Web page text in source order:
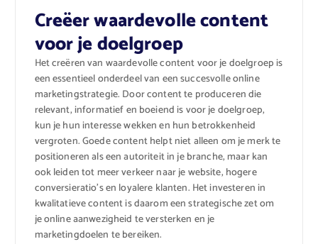
Creëer waardevolle content
voor je doelgroep
Het creëren van waardevolle content voor je doelgroep is
een essentieel onderdeel van een succesvolle online
marketingstrategie. Door content te produceren die
relevant, informatief en boeiend is voor je doelgroep,
kun je hun interesse wekken en hun betrokkenheid
vergroten. Goede content helpt niet alleen om je merk te
positioneren als een autoriteit in je branche, maar kan
ook leiden tot meer verkeer naar je website, hogere
conversieratio’s en loyalere klanten. Het investeren in
kwalitatieve content is daarom een strategische zet om
je online aanwezigheid te versterken en je
marketingdoelen te bereiken.